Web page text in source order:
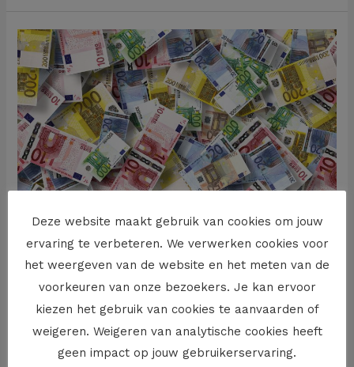
Zo kan je intresten intresten
laten opbrengen…
contractenrecht,ondernemingsrecht/Jan Roodhooft
Procedures voor de rechtbank kunnen wel eens enige
Zo
kan
je
intresten
intresten
laten
opbrengen…
Deze website maakt gebruik van cookies om jouw
ervaring te verbeteren. We verwerken cookies voor
het weergeven van de website en het meten van de
voorkeuren van onze bezoekers. Je kan ervoor
kiezen het gebruik van cookies te aanvaarden of
weigeren. Weigeren van analytische cookies heeft
geen impact op jouw gebruikerservaring.